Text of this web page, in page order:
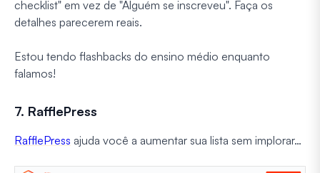
checklist" em vez de "Alguém se inscreveu". Faça os
detalhes parecerem reais.
Estou tendo flashbacks do ensino médio enquanto
falamos!
7. RafflePress
RafflePress ajuda você a aumentar sua lista sem implorar…